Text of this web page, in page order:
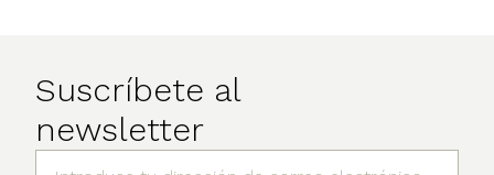
Suscríbete al
newsletter